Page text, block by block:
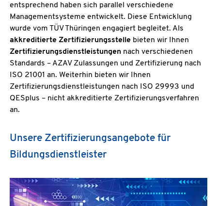
entsprechend haben sich parallel verschiedene
Managementsysteme entwickelt. Diese Entwicklung
wurde vom TÜV Thüringen engagiert begleitet. Als
akkreditierte Zertifizierungsstelle bieten wir Ihnen
Zertifizierungsdienstleistungen nach verschiedenen
Standards – AZAV Zulassungen und Zertifizierung nach
ISO 21001 an. Weiterhin bieten wir Ihnen
Zertifizierungsdienstleistungen nach ISO 29993 und
QESplus – nicht akkreditierte Zertifizierungsverfahren
an.
Unsere Zertifizierungsangebote für
Bildungsdienstleister